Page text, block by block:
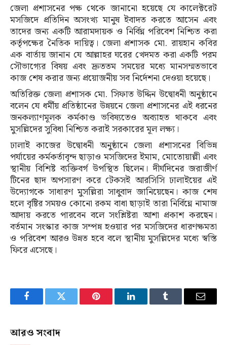
জেলা প্রশাসনের পক্ষ থেকে জানানো হয়েছে যে কালেক্টরেট
মসজিদে প্রতিদিন অসংখ্য মানুষ ইবাদত করতে আসেন এবং
তাদের জন্য একটি আরামদায়ক ও নির্বিঘ্ন পরিবেশ নিশ্চিত করা
কর্তৃপক্ষের নৈতিক দায়িত্ব। জেলা প্রশাসক মো. রায়হান কবির
এক বার্তায় জানান যে আল্লাহর ঘরের খেদমত করা একটি পরম
সৌভাগ্যের বিষয় এবং দ্রুততম সময়ের মধ্যে মানসম্মতভাবে
কাজ শেষ করার জন্য প্রয়োজনীয় সব নির্দেশনা দেওয়া হয়েছে।
অতিরিক্ত জেলা প্রশাসক মো. সিফাত উদ্দিন উদ্বোধনী অনুষ্ঠানে
বলেন যে ধর্মীয় প্রতিষ্ঠানের উন্নয়নে জেলা প্রশাসনের এই ধরনের
জনকল্যাণমূলক কর্মকাণ্ড ভবিষ্যতেও অব্যাহত থাকবে এবং
মুসল্লিদের সুবিধা নিশ্চিত করাই সরকারের মূল লক্ষ্য।
ঢালাই কাজের উদ্বোধনী অনুষ্ঠানে জেলা প্রশাসনের বিভিন্ন
পর্যায়ের কর্মকর্তাবৃন্দ ছাড়াও মসজিদের ইমাম, মোতোয়াল্লী এবং
স্থানীয় বিশিষ্ট ব্যক্তিবর্গ উপস্থিত ছিলেন। দীর্ঘদিনের জরাজীর্ণ
টিনের ছাদ অপসারণ করে টেকসই আরসিসি ঢালাইয়ের এই
উদ্যোগকে সাধারণ মুসল্লিরা সাধুবাদ জানিয়েছেন। কাজ শেষ
হলে বৃষ্টির সময়ও কোনো রকম বাধা ছাড়াই তারা নির্বিঘ্নে নামাজ
আদায় করতে পারবেন বলে সংশ্লিষ্টরা আশা প্রকাশ করছেন।
বর্তমান সংস্কার কাজ সম্পন্ন হওয়ার পর মসজিদের ধারণক্ষমতা
ও পরিবেশ আরও উন্নত হবে বলে স্থানীয় মুসল্লিদের মধ্যে স্বস্তি
ফিরে এসেছে।
FacebookTwitter Pinterest LinkedInTumblr Email
আরও সংবাদ